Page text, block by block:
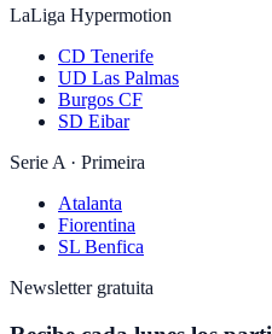
LaLiga Hypermotion
CD Tenerife
UD Las Palmas
Burgos CF
SD Eibar
Serie A · Primeira
Atalanta
Fiorentina
SL Benfica
Newsletter gratuita